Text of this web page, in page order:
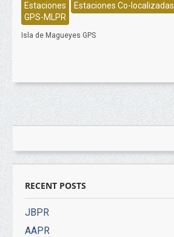
Estaciones
Estaciones Co-localizadas
GPS-MLPR
Isla de Magueyes GPS
RECENT POSTS
JBPR
AAPR